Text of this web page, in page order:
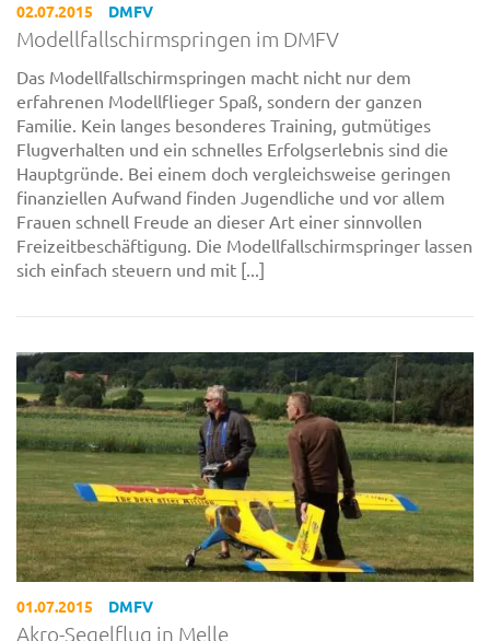
02.07.2015 DMFV
Modellfallschirmspringen im DMFV
Das Modellfallschirmspringen macht nicht nur dem
erfahrenen Modellflieger Spaß, sondern der ganzen
Familie. Kein langes besonderes Training, gutmütiges
Flugverhalten und ein schnelles Erfolgserlebnis sind die
Hauptgründe. Bei einem doch vergleichsweise geringen
finanziellen Aufwand finden Jugendliche und vor allem
Frauen schnell Freude an dieser Art einer sinnvollen
Freizeitbeschäftigung. Die Modellfallschirmspringer lassen
sich einfach steuern und mit [...]
01.07.2015 DMFV
Akro-Segelflug in Melle